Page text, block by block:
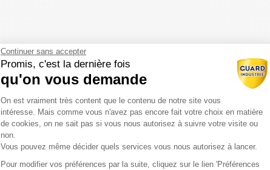
Continuer sans accepter
Promis, c'est la dernière fois
qu'on vous demande
Plateforme de Gestion du
On est vraiment très content que le contenu de notre site vous
intéresse. Mais comme vous n'avez pas encore fait votre choix en matière
de cookies, on ne sait pas si vous nous autorisez à suivre votre visite ou
non.
Vous pouvez même décider quels services vous nous autorisez à lancer.
Pour modifier vos préférences par la suite, cliquez sur le lien 'Préférences